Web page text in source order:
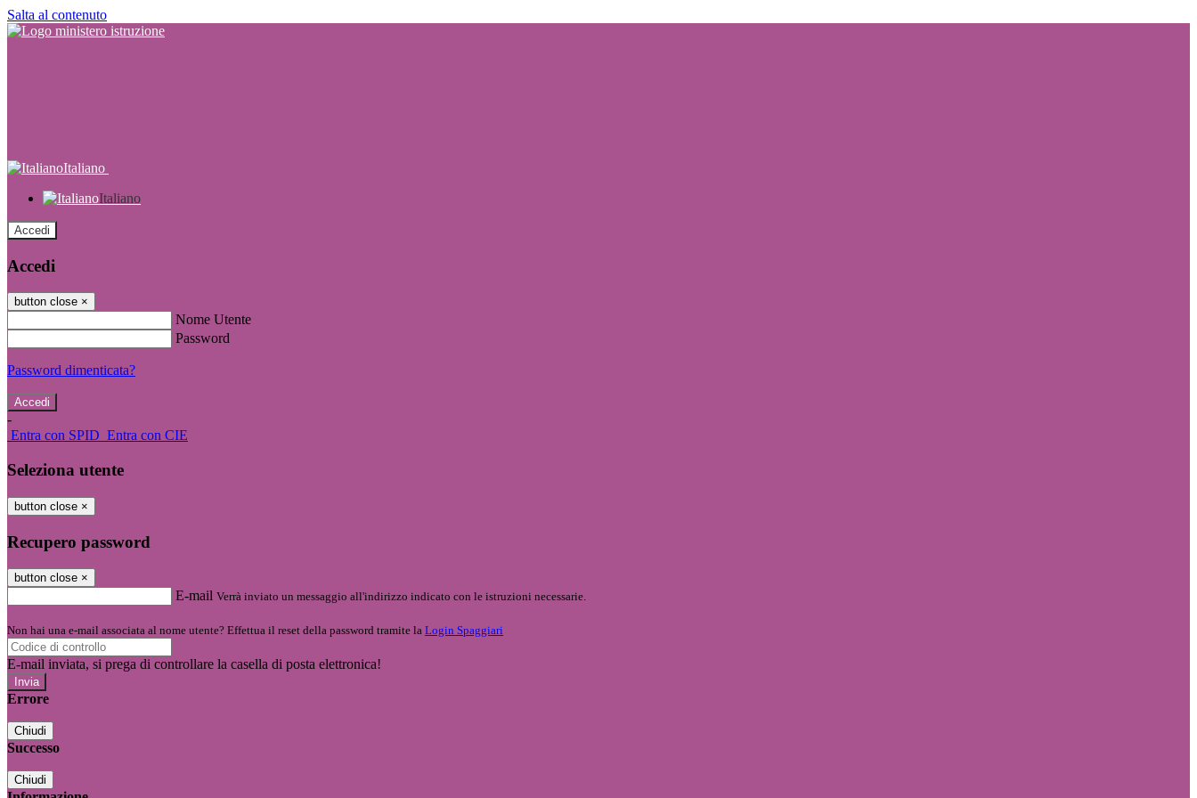
Salta al contenuto
Italiano
Italiano
Accedi
Accedi
button close ×
Nome Utente
Password
Password dimenticata?
-
Entra con SPID Entra con CIE
Seleziona utente
button close ×
Recupero password
button close ×
E-mail Verrà inviato un messaggio all'indirizzo indicato con le istruzioni necessarie.
Non hai una e-mail associata al nome utente? Effettua il reset della password tramite la Login Spaggiari
E-mail inviata, si prega di controllare la casella di posta elettronica!
Errore
Chiudi
Successo
Chiudi